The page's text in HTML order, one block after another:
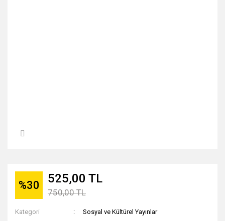
%30 525,00 TL
750,00 TL
Kategori
Sosyal ve Kültürel Yayınlar